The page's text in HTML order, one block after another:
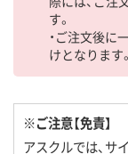
す。
・ご注文後に
けとなります。
※ご注意【免責】
アスクルでは、サ